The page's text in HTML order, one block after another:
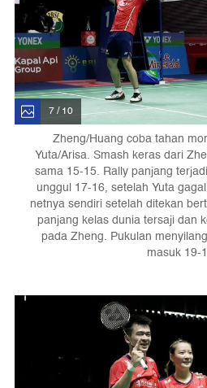
7 / 10
Zheng/Huang coba tahan
Yuta/Arisa. Smash keras dari
sama 15-15. Rally panjang
unggul 17-16, setelah Yuta
netnya sendiri setelah ditekan
panjang kelas dunia tersaji dan
pada Zheng. Pukulan
masuk 19-